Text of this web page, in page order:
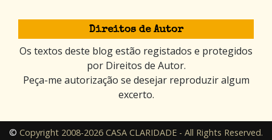
Direitos de Autor
Os textos deste blog estão registados e protegidos
por Direitos de Autor.
Peça-me autorização se desejar reproduzir algum
excerto.
© Copyright 2008-2026 CASA CLARIDADE - All Rights Reserved.